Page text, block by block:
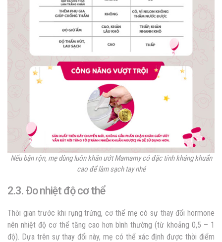
Nếu bận rộn, mẹ dùng luôn khăn ướt Mamamy có đặc tính kháng khuẩn
cao để làm sạch tay nhé
2.3. Đo nhiệt độ cơ thể
Thời gian trước khi rụng trứng, cơ thể mẹ có sự thay đổi hormone
nên nhiệt độ cơ thể tăng cao hơn bình thường (từ khoảng 0,5 – 1
độ). Dựa trên sự thay đổi này, mẹ có thể xác định được thời điểm